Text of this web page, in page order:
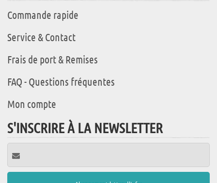
Commande rapide
Service & Contact
Frais de port & Remises
FAQ - Questions fréquentes
Mon compte
S'INSCRIRE À LA NEWSLETTER